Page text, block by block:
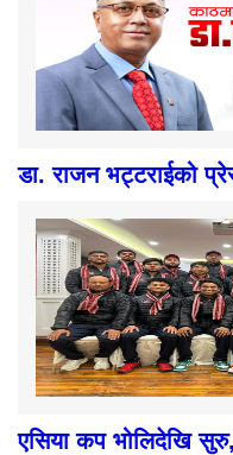
डा. राजन भट्टराईको
एसिया कप भोलिदेखि